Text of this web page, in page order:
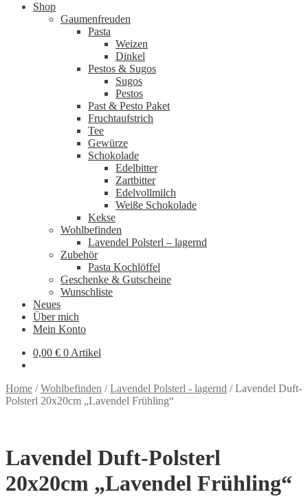
Shop
Gaumenfreuden
Pasta
Weizen
Dinkel
Pestos & Sugos
Sugos
Pestos
Past & Pesto Paket
Fruchtaufstrich
Tee
Gewürze
Schokolade
Edelbitter
Zartbitter
Edelvollmilch
Weiße Schokolade
Kekse
Wohlbefinden
Lavendel Polsterl – lagernd
Zubehör
Pasta Kochlöffel
Geschenke & Gutscheine
Wunschliste
Neues
Über mich
Mein Konto
0,00 € 0 Artikel
Home /Wohlbefinden /Lavendel Polsterl - lagernd /Lavendel Duft-
Polsterl 20x20cm „Lavendel Frühling“
Lavendel Duft-Polsterl
20x20cm „Lavendel Frühling“